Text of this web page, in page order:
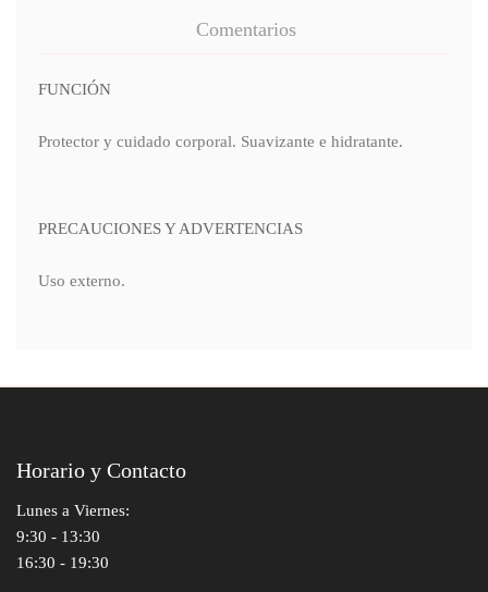
Comentarios
FUNCIÓN
Protector y cuidado corporal. Suavizante e hidratante.
PRECAUCIONES Y ADVERTENCIAS
Uso externo.
Horario y Contacto
Lunes a Viernes:
9:30 - 13:30
16:30 - 19:30